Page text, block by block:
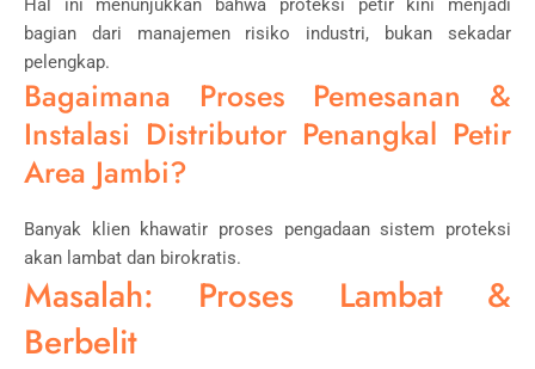
Hal ini menunjukkan bahwa proteksi petir kini menjadi
bagian dari manajemen risiko industri, bukan sekadar
pelengkap.
Bagaimana Proses Pemesanan &
Instalasi Distributor Penangkal Petir
Area Jambi?
Banyak klien khawatir proses pengadaan sistem proteksi
akan lambat dan birokratis.
Masalah: Proses Lambat &
Berbelit